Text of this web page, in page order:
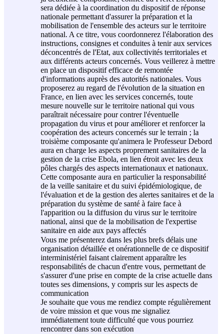
sera dédiée à la coordination du dispositif de réponse
nationale permettant d'assurer la préparation et la
mobilisation de l'ensemble des acteurs sur le territoire
national. A ce titre, vous coordonnerez l'élaboration des
instructions, consignes et conduites à tenir aux services
déconcentrés de l'Etat, aux collectivités territoriales et
aux différents acteurs concernés. Vous veillerez à mettre
en place un dispositif efficace de remontée
d'informations auprès des autorités nationales. Vous
proposerez au regard de l'évolution de la situation en
France, en lien avec les services concernés, toute
mesure nouvelle sur le territoire national qui vous
paraîtrait nécessaire pour contrer l'éventuelle
propagation du virus et pour améliorer et renforcer la
coopération des acteurs concernés sur le terrain ; la
troisième composante qu'animera le Professeur Debord
aura en charge les aspects proprement sanitaires de la
gestion de la crise Ebola, en lien étroit avec les deux
pôles chargés des aspects internationaux et nationaux.
Cette composante aura en particulier la responsabilité
de la veille sanitaire et du suivi épidémiologique, de
l'évaluation et de la gestion des alertes sanitaires et de la
préparation du système de santé à faire face à
l'apparition ou la diffusion du virus sur le territoire
national, ainsi que de la mobilisation de l'expertise
sanitaire en aide aux pays affectés
Vous me présenterez dans les plus brefs délais une
organisation détaillée et onérationnelle de ce dispositif
interministériel faisant clairement apparaître les
responsabilités de chacun d'entre vous, permettant de
s'assurer d'une prise en compte de la crise actuelle dans
toutes ses dimensions, y compris sur les aspects de
communication
Je souhaite que vous me rendiez compte régulièrement
de voire mission et que vous me signaliez
immédiatement toute difficulté que vous pourriez
rencontrer dans son exécution